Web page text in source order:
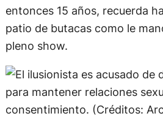
entonces 15 años, recuerda
patio de butacas como le
pleno show.